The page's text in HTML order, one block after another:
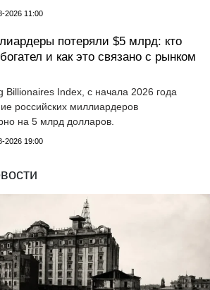
2026 11:00
потеряли $5 млрд: кто
и как это связано с рынком
Billionaires Index, с начала 2026 года
российских миллиардеров
на 5 млрд долларов.
2026 19:00